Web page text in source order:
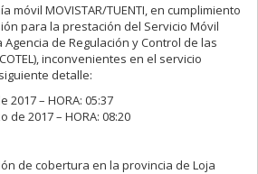
MOVISTAR/TUENTI, en cumplimiento
para la prestación del Servicio Móvil
de Regulación y Control de las
inconvenientes en el servicio
detalle:
2017 – HORA: 05:37
de 2017 – HORA: 08:20
de cobertura en la provincia de Loja